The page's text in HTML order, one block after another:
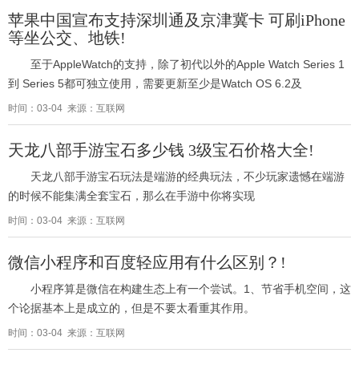
苹果中国宣布支持深圳通及京津冀卡 可刷iPhone
等坐公交、地铁!
至于AppleWatch的支持，除了初代以外的Apple Watch Series 1
到 Series 5都可独立使用，需要更新至少是Watch OS 6.2及
时间：03-04 来源：互联网
天龙八部手游宝石多少钱 3级宝石价格大全!
天龙八部手游宝石玩法是端游的经典玩法，不少玩家遗憾在端游
的时候不能集满全套宝石，那么在手游中你将实现
时间：03-04 来源：互联网
微信小程序和百度轻应用有什么区别？!
小程序算是微信在构建生态上有一个尝试。1、节省手机空间，这
个论据基本上是成立的，但是不要太看重其作用。
时间：03-04 来源：互联网